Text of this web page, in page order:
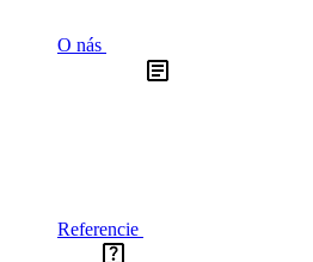
O nás
Referencie